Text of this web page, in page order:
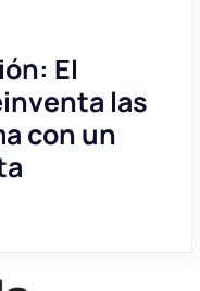
El
las
con un